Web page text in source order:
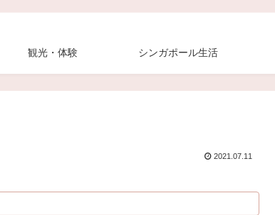
観光・体験 シンガポール生活
2021.07.11